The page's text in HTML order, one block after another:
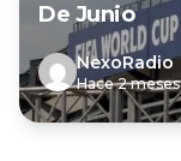
De Junio
NexoRadio
Hace 2 meses